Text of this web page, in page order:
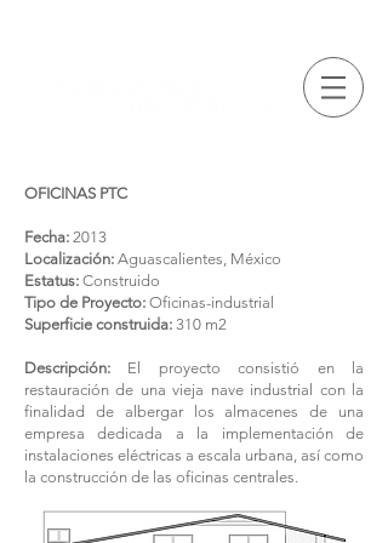
OFICINAS PTC
Fecha: 2013
Localización: Aguascalientes, México
Estatus: Construido
Tipo de Proyecto: Oficinas-industrial
Superficie construida: 310 m2
Descripción: El proyecto consistió en la
restauración de una vieja nave industrial con la
finalidad de albergar los almacenes de una
empresa dedicada a la implementación de
instalaciones eléctricas a escala urbana, así como
la construcción de las oficinas centrales.